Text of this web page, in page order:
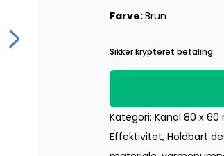
Farve:Brun
Sikker krypteret betaling:
Kategori: Kanal 80 x 60
Effektivitet, Holdbart